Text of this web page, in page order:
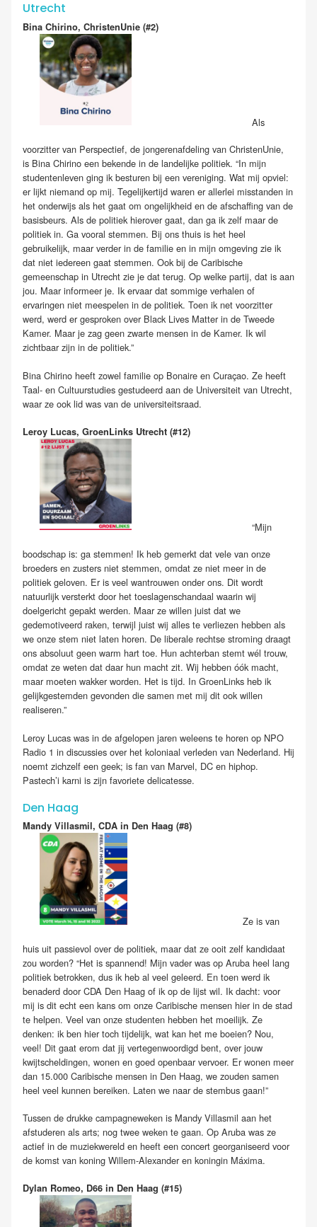
Utrecht
Bina Chirino, ChristenUnie (#2)
Als
voorzitter van Perspectief, de jongerenafdeling van ChristenUnie,
is Bina Chirino een bekende in de landelijke politiek. “In mijn
studentenleven ging ik besturen bij een vereniging. Wat mij opviel:
er lijkt niemand op mij. Tegelijkertijd waren er allerlei misstanden in
het onderwijs als het gaat om ongelijkheid en de afschaffing van de
basisbeurs. Als de politiek hierover gaat, dan ga ik zelf maar de
politiek in. Ga vooral stemmen. Bij ons thuis is het heel
gebruikelijk, maar verder in de familie en in mijn omgeving zie ik
dat niet iedereen gaat stemmen. Ook bij de Caribische
gemeenschap in Utrecht zie je dat terug. Op welke partij, dat is aan
jou. Maar informeer je. Ik ervaar dat sommige verhalen of
ervaringen niet meespelen in de politiek. Toen ik net voorzitter
werd, werd er gesproken over Black Lives Matter in de Tweede
Kamer. Maar je zag geen zwarte mensen in de Kamer. Ik wil
zichtbaar zijn in de politiek.”
Bina Chirino heeft zowel familie op Bonaire en Curaçao. Ze heeft
Taal- en Cultuurstudies gestudeerd aan de Universiteit van Utrecht,
waar ze ook lid was van de universiteitsraad.
Leroy Lucas, GroenLinks Utrecht (#12)
“Mijn
boodschap is: ga stemmen! Ik heb gemerkt dat vele van onze
broeders en zusters niet stemmen, omdat ze niet meer in de
politiek geloven. Er is veel wantrouwen onder ons. Dit wordt
natuurlijk versterkt door het toeslagenschandaal waarin wij
doelgericht gepakt werden. Maar ze willen juist dat we
gedemotiveerd raken, terwijl juist wij alles te verliezen hebben als
we onze stem niet laten horen. De liberale rechtse stroming draagt
ons absoluut geen warm hart toe. Hun achterban stemt wél trouw,
omdat ze weten dat daar hun macht zit. Wij hebben óók macht,
maar moeten wakker worden. Het is tijd. In GroenLinks heb ik
gelijkgestemden gevonden die samen met mij dit ook willen
realiseren.”
Leroy Lucas was in de afgelopen jaren weleens te horen op NPO
Radio 1 in discussies over het koloniaal verleden van Nederland. Hij
noemt zichzelf een geek; is fan van Marvel, DC en hiphop.
Pastech’i karni is zijn favoriete delicatesse.
Den Haag
Mandy Villasmil, CDA in Den Haag (#8)
Ze is van
huis uit passievol over de politiek, maar dat ze ooit zelf kandidaat
zou worden? “Het is spannend! Mijn vader was op Aruba heel lang
politiek betrokken, dus ik heb al veel geleerd. En toen werd ik
benaderd door CDA Den Haag of ik op de lijst wil. Ik dacht: voor
mij is dit echt een kans om onze Caribische mensen hier in de stad
te helpen. Veel van onze studenten hebben het moeilijk. Ze
denken: ik ben hier toch tijdelijk, wat kan het me boeien? Nou,
veel! Dit gaat erom dat jij vertegenwoordigd bent, over jouw
kwijtscheldingen, wonen en goed openbaar vervoer. Er wonen meer
dan 15.000 Caribische mensen in Den Haag, we zouden samen
heel veel kunnen bereiken. Laten we naar de stembus gaan!”
Tussen de drukke campagneweken is Mandy Villasmil aan het
afstuderen als arts; nog twee weken te gaan. Op Aruba was ze
actief in de muziekwereld en heeft een concert georganiseerd voor
de komst van koning Willem-Alexander en koningin Máxima.
Dylan Romeo, D66 in Den Haag (#15)